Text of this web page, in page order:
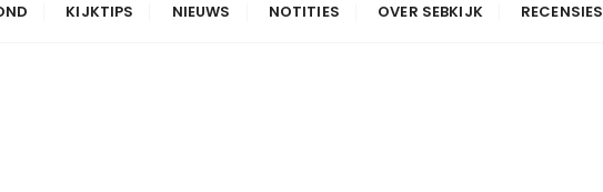
KIJKTIPS NIEUWS NOTITIES OVER SEBKIJK RECENSIES